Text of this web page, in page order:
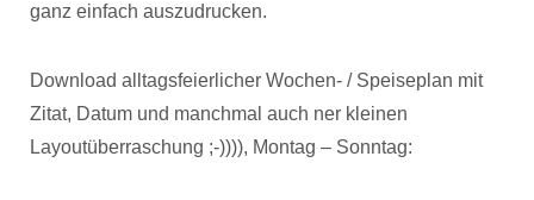
ganz einfach auszudrucken.
Download alltagsfeierlicher Wochen- / Speiseplan mit
Zitat, Datum und manchmal auch ner kleinen
Layoutüberraschung ;-)))), Montag – Sonntag: